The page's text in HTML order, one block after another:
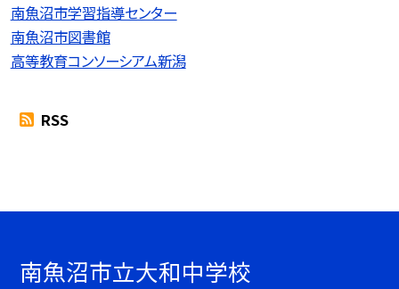
南魚沼市学習指導センター
南魚沼市図書館
高等教育コンソーシアム新潟
RSS
南魚沼市立大和中学校